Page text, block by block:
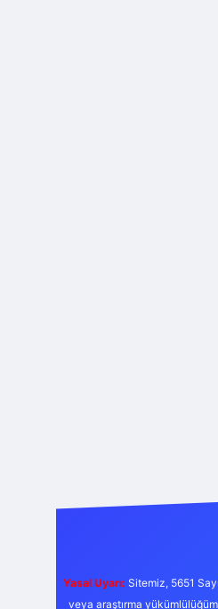
Yasal Uyarı: Sitemiz, 5651
veya araştırma